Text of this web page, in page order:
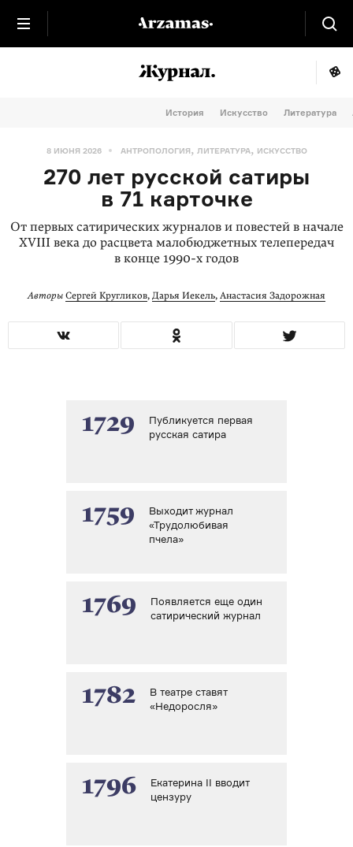
История Искусство Литература
8 ИЮНЯ 2026 АНТРОПОЛОГИЯ, ЛИТЕРАТУРА, ИСКУССТВО
270 лет русской сатиры
в 71 карточке
От первых сатирических журналов и повестей в начале
XVIII века до расцвета малобюджетных телепередач
в конце 1990-х годов
Авторы Сергей Кругликов, Дарья Иекель, Анастасия Задорожная
1729
Публикуется первая
русская сатира
1759
Выходит журнал
«Трудолюбивая
пчела»
1769
Появляется еще один
сатирический журнал
1782
В театре ставят
«Недоросля»
1796
Екатерина II вводит
цензуру